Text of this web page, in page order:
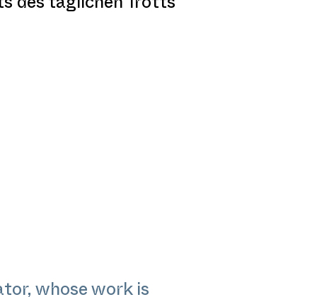
des täglichen Trotts
whose work is